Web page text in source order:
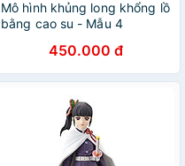
Mô hình khủng long khổng lồ
bằng cao su - Mẫu 4
450.000 đ